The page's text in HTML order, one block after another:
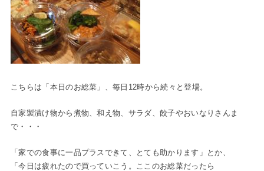
こちらは「本日のお総菜」、毎日12時から続々と登場。
自家製漬け物から煮物、和え物、サラダ、餃子やおいなりさんま
で・・・
「家での食事に一品プラスできて、とても助かります」とか、
「今日は疲れたので買っていこう。ここのお総菜だったら